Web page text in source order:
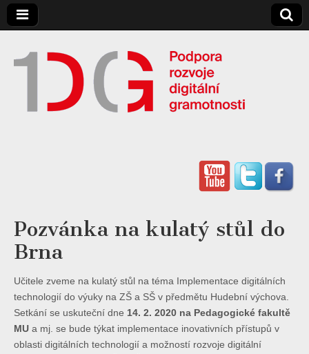
Gramotnost
Pozvánka na kulatý stůl do
Brna
Učitele zveme na kulatý stůl na téma Implementace digitálních
technologií do výuky na ZŠ a SŠ v předmětu Hudební výchova.
Setkání se uskuteční dne 14. 2. 2020 na Pedagogické fakultě
MU a mj. se bude týkat implementace inovativních přístupů v
oblasti digitálních technologií a možností rozvoje digitální